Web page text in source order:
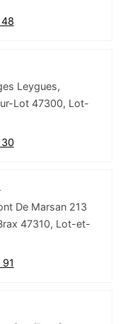
Leygues,
Lot 47300, Lot-
De Marsan 213
47310, Lot-et-